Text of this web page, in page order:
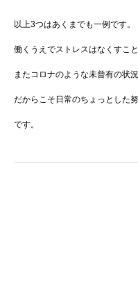
以上3つはあくまでも一例です。
働くうえでストレスはなくすこ
またコロナのような未曾有の状
だからこそ日常のちょっとした
です。